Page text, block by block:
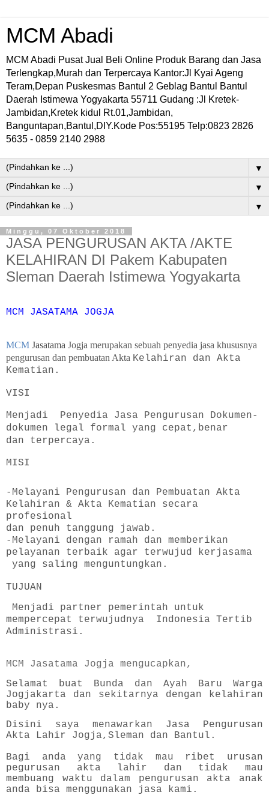
MCM Abadi
MCM Abadi Pusat Jual Beli Online Produk Barang dan Jasa
Terlengkap,Murah dan Terpercaya Kantor:Jl Kyai Ageng
Teram,Depan Puskesmas Bantul 2 Geblag Bantul Bantul
Daerah Istimewa Yogyakarta 55711 Gudang :Jl Kretek-
Jambidan,Kretek kidul Rt.01,Jambidan,
Banguntapan,Bantul,DIY.Kode Pos:55195 Telp:0823 2826
5635 - 0859 2140 2988
▼
▼
▼
Minggu, 07 Oktober 2018
JASA PENGURUSAN AKTA /AKTE
KELAHIRAN DI Pakem Kabupaten
Sleman Daerah Istimewa Yogyakarta
MCM JASATAMA JOGJA
MCM Jasatama Jogja merupakan sebuah penyedia jasa khususnya
pengurusan dan pembuatan Akta Kelahiran dan Akta
Kematian.
VISI
Menjadi Penyedia Jasa Pengurusan Dokumen-
dokumen legal formal yang cepat,benar
dan terpercaya.
MISI
-Melayani Pengurusan dan Pembuatan Akta
Kelahiran & Akta Kematian secara
profesional
dan penuh tanggung jawab.
-Melayani dengan ramah dan memberikan
pelayanan terbaik agar terwujud kerjasama
yang saling menguntungkan.
TUJUAN
Menjadi partner pemerintah untuk
mempercepat terwujudnya Indonesia Tertib
Administrasi.
MCM Jasatama Jogja mengucapkan,
Selamat buat Bunda dan Ayah Baru Warga
Jogjakarta dan sekitarnya dengan kelahiran
baby nya.
Disini saya menawarkan Jasa Pengurusan
Akta Lahir Jogja,Sleman dan Bantul.
Bagi anda yang tidak mau ribet urusan
pegurusan akta lahir dan tidak mau
membuang waktu dalam pengurusan akta anak
anda bisa menggunakan jasa kami.